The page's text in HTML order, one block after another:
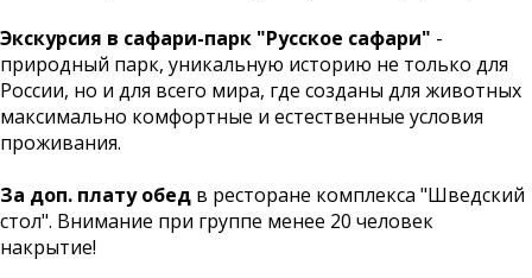
Экскурсия в сафари-парк "Русское сафари" -
природный парк, уникальную историю не только для
России, но и для всего мира, где созданы для животных
максимально комфортные и естественные условия
проживания.
За доп. плату обед в ресторане комплекса "Шведский
стол". Внимание при группе менее 20 человек
накрытие!